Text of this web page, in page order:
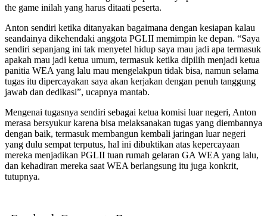
the game inilah yang harus ditaati peserta.
Anton sendiri ketika ditanyakan bagaimana dengan kesiapan kalau
seandainya dikehendaki anggota PGLII memimpin ke depan. “Saya
sendiri sepanjang ini tak menyetel hidup saya mau jadi apa termasuk
apakah mau jadi ketua umum, termasuk ketika dipilih menjadi ketua
panitia WEA yang lalu mau mengelakpun tidak bisa, namun selama
tugas itu dipercayakan saya akan kerjakan dengan penuh tanggung
jawab dan dedikasi”, ucapnya mantab.
Mengenai tugasnya sendiri sebagai ketua komisi luar negeri, Anton
merasa bersyukur karena bisa melaksanakan tugas yang diembannya
dengan baik, termasuk membangun kembali jaringan luar negeri
yang dulu sempat terputus, hal ini dibuktikan atas kepercayaan
mereka menjadikan PGLII tuan rumah gelaran GA WEA yang lalu,
dan kehadiran mereka saat WEA berlangsung itu juga konkrit,
tutupnya.